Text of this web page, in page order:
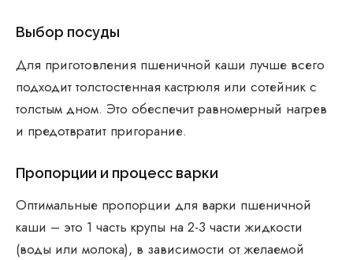
Выбор посуды
Для приготовления пшеничной каши лучше всего
подходит толстостенная кастрюля или сотейник с
толстым дном. Это обеспечит равномерный нагрев
и предотвратит пригорание.
Пропорции и процесс варки
Оптимальные пропорции для варки пшеничной
каши – это 1 часть крупы на 2-3 части жидкости
(воды или молока), в зависимости от желаемой